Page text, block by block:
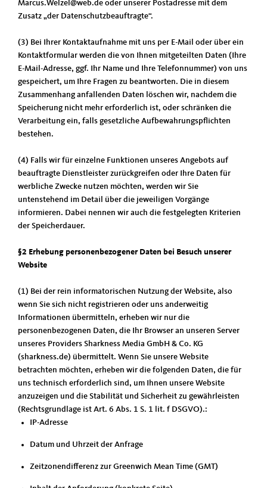
Marcus.Welzel@web.de oder unserer Postadresse mit dem
Zusatz „der Datenschutzbeauftragte“.
(3) Bei Ihrer Kontaktaufnahme mit uns per E-Mail oder über ein
Kontaktformular werden die von Ihnen mitgeteilten Daten (Ihre
E-Mail-Adresse, ggf. Ihr Name und Ihre Telefonnummer) von uns
gespeichert, um Ihre Fragen zu beantworten. Die in diesem
Zusammenhang anfallenden Daten löschen wir, nachdem die
Speicherung nicht mehr erforderlich ist, oder schränken die
Verarbeitung ein, falls gesetzliche Aufbewahrungspflichten
bestehen.
(4) Falls wir für einzelne Funktionen unseres Angebots auf
beauftragte Dienstleister zurückgreifen oder Ihre Daten für
werbliche Zwecke nutzen möchten, werden wir Sie
untenstehend im Detail über die jeweiligen Vorgänge
informieren. Dabei nennen wir auch die festgelegten Kriterien
der Speicherdauer.
§2 Erhebung personenbezogener Daten bei Besuch unserer
Website
(1) Bei der rein informatorischen Nutzung der Website, also
wenn Sie sich nicht registrieren oder uns anderweitig
Informationen übermitteln, erheben wir nur die
personenbezogenen Daten, die Ihr Browser an unseren Server
unseres Providers Sharkness Media GmbH & Co. KG
(sharkness.de) übermittelt. Wenn Sie unsere Website
betrachten möchten, erheben wir die folgenden Daten, die für
uns technisch erforderlich sind, um Ihnen unsere Website
anzuzeigen und die Stabilität und Sicherheit zu gewährleisten
(Rechtsgrundlage ist Art. 6 Abs. 1 S. 1 lit. f DSGVO).:
IP-Adresse
Datum und Uhrzeit der Anfrage
Zeitzonendifferenz zur Greenwich Mean Time (GMT)